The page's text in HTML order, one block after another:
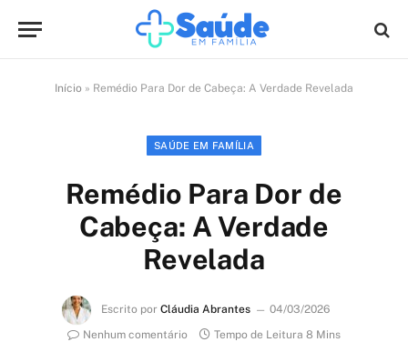
Início » Remédio Para Dor de Cabeça: A Verdade Revelada
SAÚDE EM FAMÍLIA
Remédio Para Dor de
Cabeça: A Verdade
Revelada
Escrito por Cláudia Abrantes
04/03/2026
Nenhum comentário
Tempo de Leitura 8 Mins